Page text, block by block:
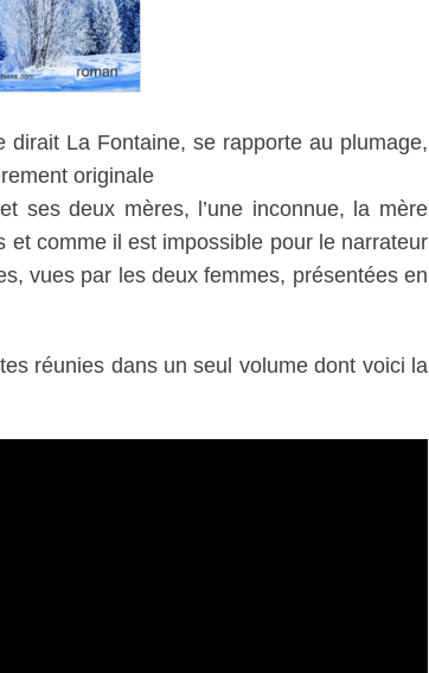
La Fontaine, se rapporte au plumage,
originale
ses deux mères, l’une inconnue, la mère
et comme il est impossible pour le narrateur
vues par les deux femmes, présentées en
réunies dans un seul volume dont voici la